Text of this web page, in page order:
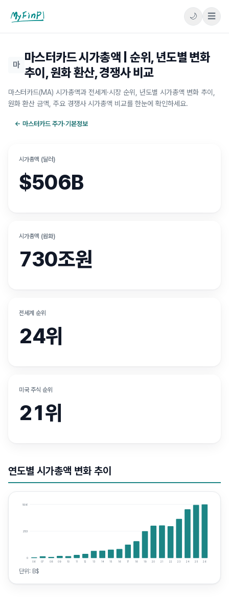
마이핀플
🌙 ☰
마
마스터카드 시가총액 | 순위, 년도별 변화
추이, 원화 환산, 경쟁사 비교
마스터카드(MA) 시가총액과 전세계·시장 순위, 년도별 시가총액 변화 추이,
원화 환산 금액, 주요 경쟁사 시가총액 비교를 한눈에 확인하세요.
← 마스터카드 주가·기본정보
시가총액 (달러)
$506B
시가총액 (원화)
730조원
전세계 순위
24위
미국 주식 순위
21위
연도별 시가총액 변화 추이
506
253
0
06 07 08 09 10 11 12 13 14 15 16 17 18 19 20 21 22 23 24 25 26
단위: B$